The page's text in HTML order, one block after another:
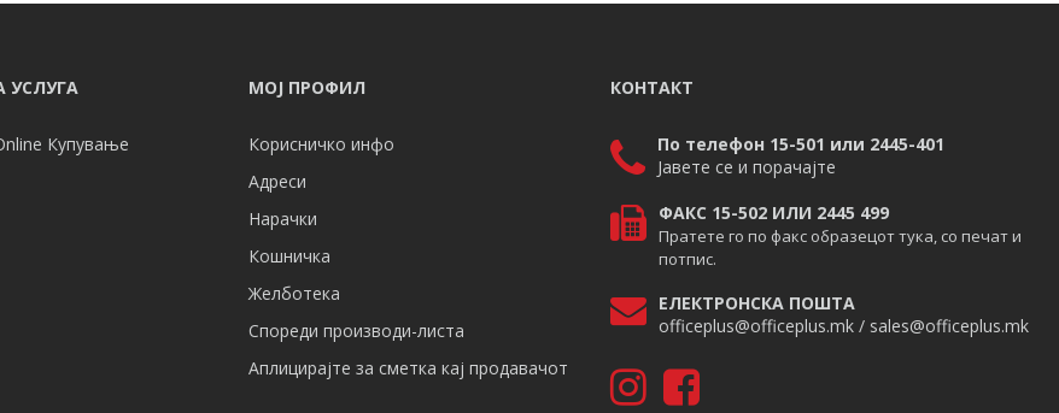
УСЛУГА
Купување
МОЈ ПРОФИЛ
Корисничко инфо
Адреси
Нарачки
Кошничка
Желботека
Спореди производи-листа
Аплицирајте за сметка кај продавачот
КОНТАКТ
По телефон 15-501 или 2445-401
Јавете се и порачајте
ФАКС 15-502 ИЛИ 2445 499
Пратете го по факс образецот тука, со печат и
потпис.
ЕЛЕКТРОНСКА ПОШТА
officeplus@officeplus.mk / sales@officeplus.mk